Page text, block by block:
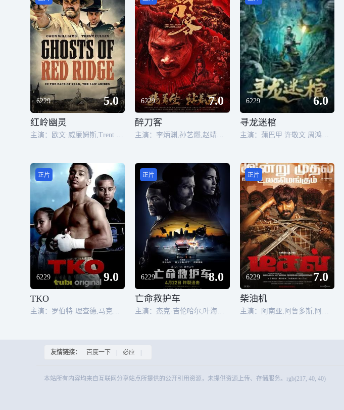
6229 5.0
红岭幽灵
6229 7.0
醉刀客
6229 6.0
寻龙迷棺
6229 9.0
正片
TKO
主演：罗伯特·理查德,马克泽·休斯顿,Akeem Cheatham,Preston Best,Jered Cheatham,Kalyl Silva,杰基·朗,克里夫顿·鲍威尔
6229 8.0
正片
亡命救护车
主演：杰克·吉伦哈尔,叶海亚·阿卜杜勒-迈丁,艾莎·冈萨雷斯,加瑞特·迪拉胡特,基尔·奥唐纳,杰克逊·怀特,奥利维亚·斯坦布利亚,摩西·英格拉姆,科林·伍德尔,塞德里克·桑德斯,A·马丁内斯,杰西·加西亚,何塞·巴勃罗·坎蒂略,威尔,德文·隆恩,维克多·高佳卡,杰米·麦克布莱德,珍·普罗斯克,凯利·陈,布兰登·罗宾逊,安娜贝勒·格维奇,刘思思,切尔西·哈里斯,安迪·费儒,艾恩
6229 7.0
正片
柴油机
主演：阿南亚,阿鲁多斯,阿迪提亚·巴胡达南
友情链接： 百度一下 | 必应 |
本站所有内容均来自互联网分享站点所提供的公开引用资源，未提供资源上传、存储服务。rgb(217, 40, 40)